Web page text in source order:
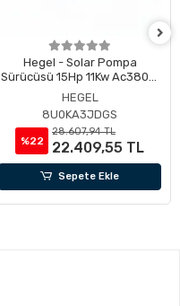
Hegel - Solar Pompa
Sürücüsü 15Hp 11Kw Ac380V,
Pv Giriş Max 900V, Çalışma
Dc 350-900V
HEGEL
8U0KA3JDGS
%22
28.607,94 TL
22.409,55 TL
Sepete Ekle